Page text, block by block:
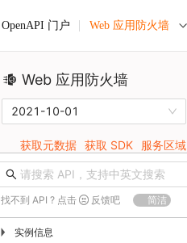
OpenAPI 门户 Web 应用防火墙
Web 应用防火墙
2021-10-01
获取元数据 获取 SDK 服务区域
找不到 API ? 点击 反馈吧 简洁
▶ 实例信息